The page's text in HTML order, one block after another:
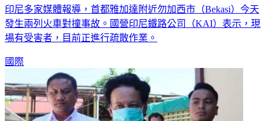
印尼多家媒體報導，首都雅加達附近勿加西市（Bekasi）今天
發生兩列火車對撞事故。國營印尼鐵路公司（KAI）表示，現